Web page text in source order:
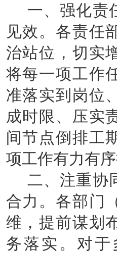
一、强化责
见效。 各责任
治站位，切实
将每一项工作
准落实到岗位
成时限、压实
间节点倒排工
项工作有力有
二、注重协
合力。 各部门
维，提前谋划
务落实。对